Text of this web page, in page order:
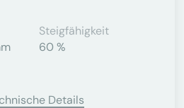
Steigfähigkeit
60 %
Details